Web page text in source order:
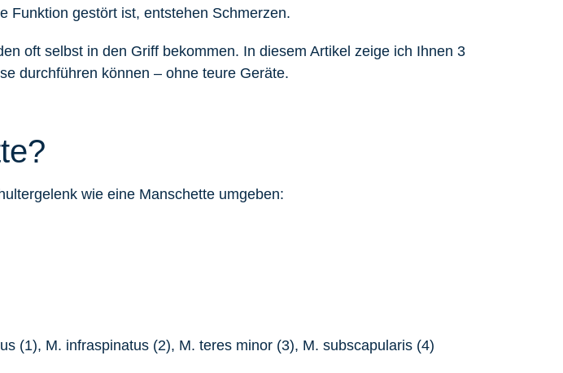
Funktion gestört ist, entstehen Schmerzen.
oft selbst in den Griff bekommen. In diesem Artikel zeige ich Ihnen 3
durchführen können – ohne teure Geräte.
wie eine Manschette umgeben: